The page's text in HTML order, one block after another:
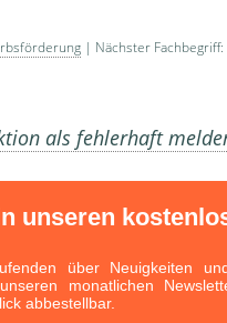
| Nächster Fachbegriff:
als fehlerhaft
unseren
über Neuigkeiten
monatlichen
abbestellbar.